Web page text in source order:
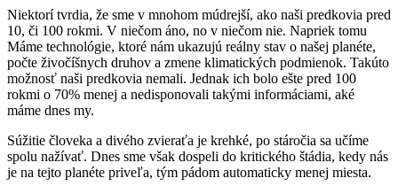
Niektorí tvrdia, že sme v mnohom múdrejší, ako naši predkovia pred
10, či 100 rokmi. V niečom áno, no v niečom nie. Napriek tomu
Máme technológie, ktoré nám ukazujú reálny stav o našej planéte,
počte živočíšnych druhov a zmene klimatických podmienok. Takúto
možnosť naši predkovia nemali. Jednak ich bolo ešte pred 100
rokmi o 70% menej a nedisponovali takými informáciami, aké
máme dnes my.
Súžitie človeka a divého zvieraťa je krehké, po stáročia sa učíme
spolu nažívať. Dnes sme však dospeli do kritického štádia, kedy nás
je na tejto planéte priveľa, tým pádom automaticky menej miesta.